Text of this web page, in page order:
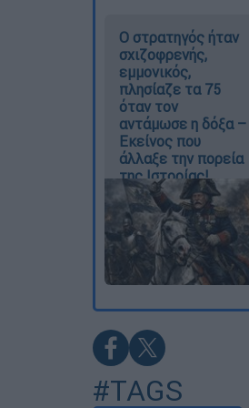
O στρατηγός ήταν
σχιζοφρενής,
εμμονικός,
πλησίαζε τα 75
όταν τον
αντάμωσε η δόξα –
Εκείνος που
άλλαξε την πορεία
της Ιστορίας!
#TAGS